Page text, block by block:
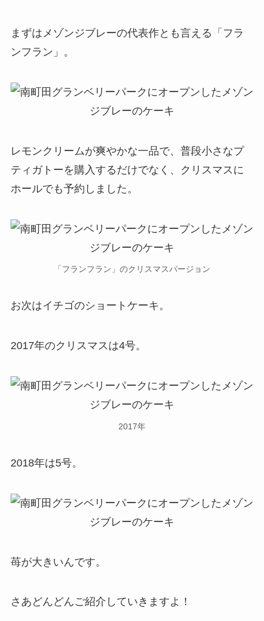
まずはメゾンジブレーの代表作とも言える「フラ
ンフラン」。
レモンクリームが爽やかな一品で、普段小さなプ
ティガトーを購入するだけでなく、クリスマスに
ホールでも予約しました。
「フランフラン」のクリスマスバージョン
お次はイチゴのショートケーキ。
2017年のクリスマスは4号。
2017年
2018年は5号。
苺が大きいんです。
さあどんどんご紹介していきますよ！